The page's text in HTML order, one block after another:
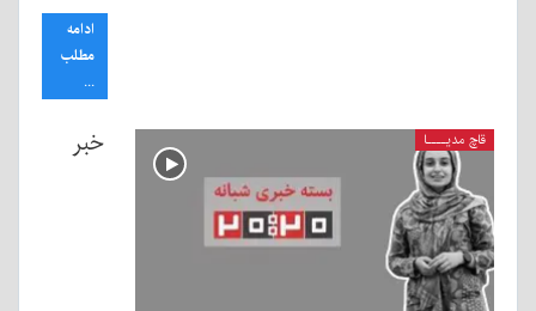
ادامه
مطلب
...
قاچ مدیــــا خبر